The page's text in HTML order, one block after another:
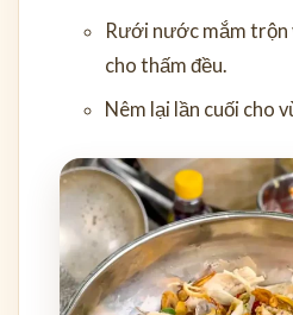
Rưới nước mắm trộn
cho thấm đều.
Nêm lại lần cuối cho